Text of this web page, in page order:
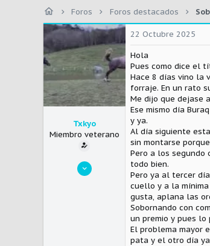
o
r
h
a
d
n
c
o
Foros Foros destacados
Txkyo
Miembro veterano
22 Octubre 2025
Hola
Pues como dice el
Hace 8 días vino la
forraje. En un rato
Me dijo que dejase
Ese mismo día
y ya.
Al día siguiente
sin montarse
Pero a los
todo bien.
Pero ya al tercer
cuello y a la
gusta, aplana las
Sobornando con
un premio y pues lo
El problema mayor
pata y el otro día ya